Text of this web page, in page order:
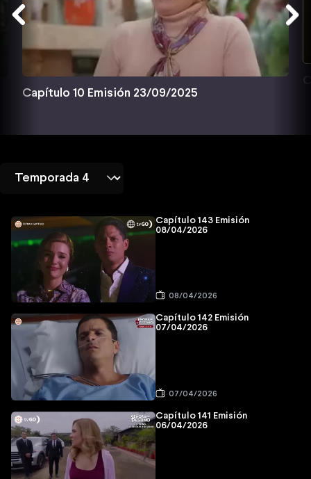
Capítulo 10 Emisión 23/09/2025
Capítulo 143 Emisión
08/04/2026
08/04/2026
Capítulo 142 Emisión
07/04/2026
07/04/2026
Capítulo 141 Emisión
06/04/2026